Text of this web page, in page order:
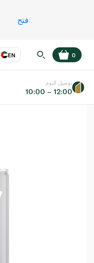
فتح
EN
عر
0
توصيل اليوم
10:00 – 12:00